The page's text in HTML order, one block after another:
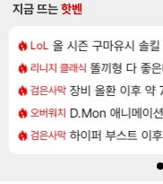
지금 뜨는핫벤
LoL 올 시즌 구마유시 솔
리니지 클래식 똘끼형 다 좋은데 해
검은사막 장비 올환 이후 약
오버워치 D.Mon 애니메이
검은사막 하이퍼 부스트 이
아스오라 아스오라 성우 정
아스오라 아키츠 아키나 성
비스트 모든 성소 위치 공략
명조 스누피냥님
리밋제로 프롤로그 테스트